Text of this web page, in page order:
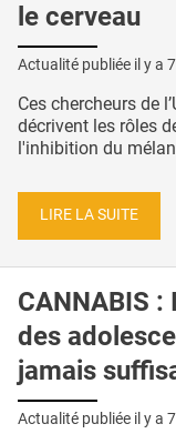
le cerveau
Actualité publiée il y a
Ces chercheurs de
décrivent les rôles
l'inhibition du
LIRE LA SUITE
CANNABIS
des
jamais
Actualité publiée il y a